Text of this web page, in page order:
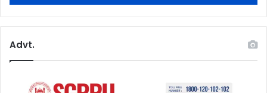
Advt.